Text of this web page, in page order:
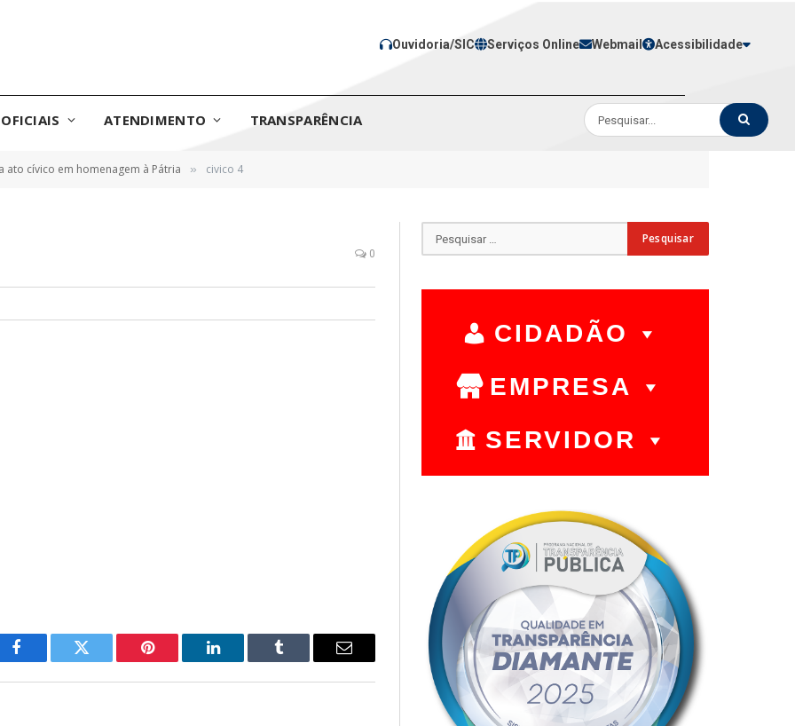
Ouvidoria/SIC Serviços Online Webmail Acessibilidade
ATENDIMENTO TRANSPARÊNCIA
ato cívico em homenagem à Pátria » civico 4
0
Facebook Twitter Pinterest LinkedIn Tumblr
E-
CIDADÃO
EMPRESA
SERVIDOR